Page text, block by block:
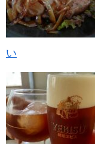
い